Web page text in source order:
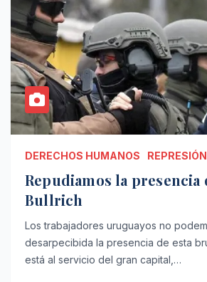
DERECHOS HUMANOS REPRESIÓN
Repudiamos la presencia
Bullrich
Los trabajadores uruguayos no
desarpecibida la presencia de esta
está al servicio del gran capital,…